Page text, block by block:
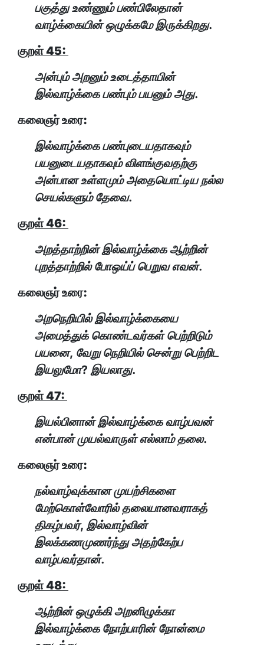
பகுத்து உண்ணும் பண்பிலேதான்
வாழ்க்கையின் ஒழுக்கமே இருக்கிறது.
குறள் 45:
அன்பும் அறனும் உடைத்தாயின்
இல்வாழ்க்கை பண்பும் பயனும் அது.
கலைஞர் உரை:
இல்வாழ்க்கை பண்புடையதாகவும்
பயனுடையதாகவும் விளங்குவதற்கு
அன்பான உள்ளமும் அதையொட்டிய நல்ல
செயல்களும் தேவை.
குறள் 46:
அறத்தாற்றின் இல்வாழ்க்கை ஆற்றின்
புறத்தாற்றில் போஒய்ப் பெறுவ எவன்.
கலைஞர் உரை:
அறநெறியில் இல்வாழ்க்கையை
அமைத்துக் கொண்டவர்கள் பெற்றிடும்
பயனை, வேறு நெறியில் சென்று பெற்றிட
இயலுமோ? இயலாது.
குறள் 47:
இயல்பினான் இல்வாழ்க்கை வாழ்பவன்
என்பான் முயல்வாருள் எல்லாம் தலை.
கலைஞர் உரை:
நல்வாழ்வுக்கான முயற்சிகளை
மேற்கொள்வோரில் தலையானவராகத்
திகழ்பவர், இல்வாழ்வின்
இலக்கணமுணர்ந்து அதற்கேற்ப
வாழ்பவர்தான்.
குறள் 48:
ஆற்றின் ஒழுக்கி அறனிழுக்கா
இல்வாழ்க்கை நோற்பாரின் நோன்மை